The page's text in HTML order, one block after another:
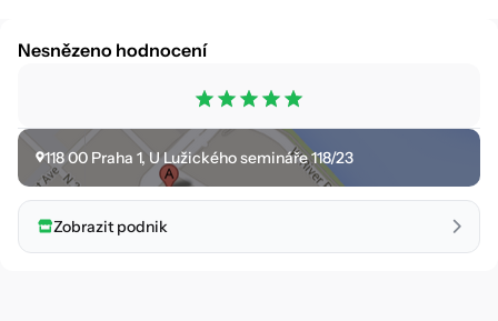
Nesnězeno hodnocení
118 00 Praha 1, U Lužického semináře 118/23
Zobrazit podnik